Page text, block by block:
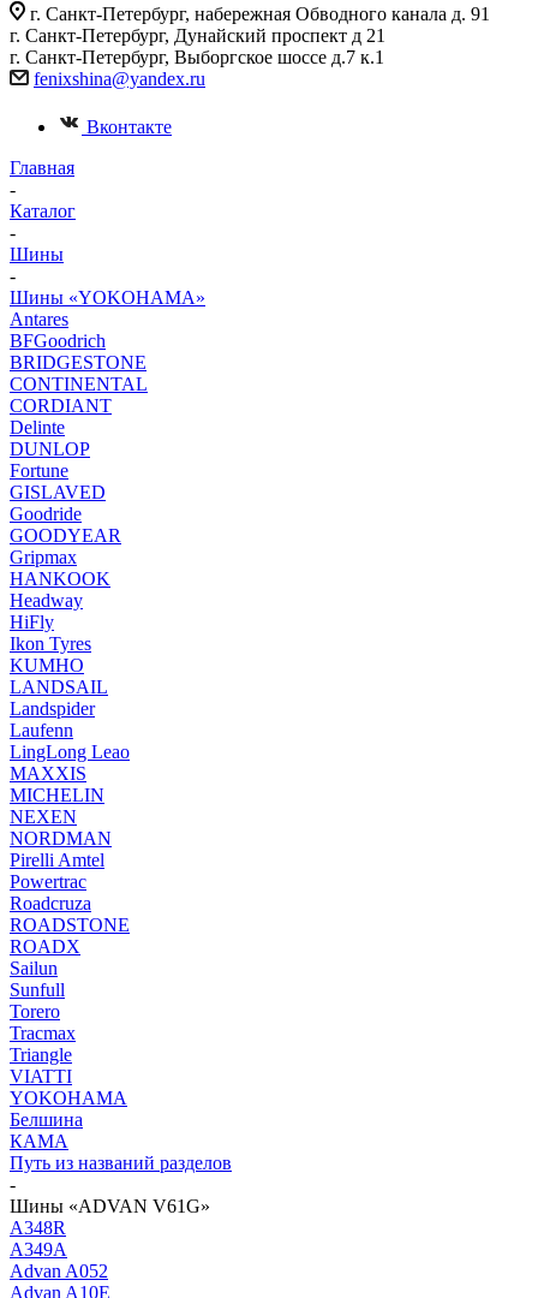
г. Санкт-Петербург, набережная Обводного канала д. 91
г. Санкт-Петербург, Дунайский проспект д 21
г. Санкт-Петербург, Выборгское шоссе д.7 к.1
fenixshina@yandex.ru
Вконтакте
Главная
-
Каталог
-
Шины
-
Шины «YOKOHAMA»
Antares
BFGoodrich
BRIDGESTONE
CONTINENTAL
CORDIANT
Delinte
DUNLOP
Fortune
GISLAVED
Goodride
GOODYEAR
Gripmax
HANKOOK
Headway
HiFly
Ikon Tyres
KUMHO
LANDSAIL
Landspider
Laufenn
LingLong Leao
MAXXIS
MICHELIN
NEXEN
NORDMAN
Pirelli Amtel
Powertrac
Roadcruza
ROADSTONE
ROADX
Sailun
Sunfull
Torero
Tracmax
Triangle
VIATTI
YOKOHAMA
Белшина
КАМА
Путь из названий разделов
-
Шины «ADVAN V61G»
A348R
A349A
Advan A052
Advan A10E